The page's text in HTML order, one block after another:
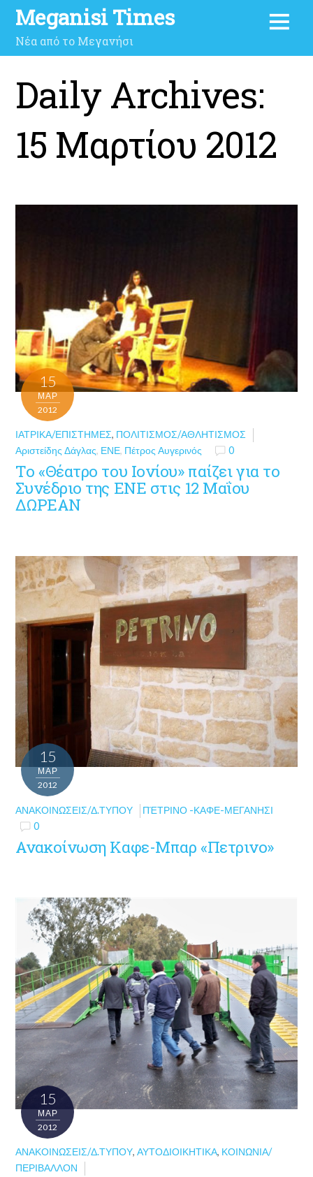
Meganisi Times
Νέα από το Μεγανήσι
Daily Archives:
15 Μαρτίου 2012
15
ΜΑΡ
2012
ΙΑΤΡΙΚΆ/ΕΠΙΣΤΉΜΕΣ, ΠΟΛΙΤΙΣΜΌΣ/ΑΘΛΗΤΙΣΜΌΣ
Αριστείδης Δάγλας, ΕΝΕ, Πέτρος Αυγερινός 0
Το «Θέατρο του Ιονίου» παίζει για το
Συνέδριο της ΕΝΕ στις 12 Μαΐου
ΔΩΡΕΑΝ
15
ΜΑΡ
2012
ΑΝΑΚΟΙΝΏΣΕΙΣ/Δ.ΤΎΠΟΥ
ΠΈΤΡΙΝΟ -ΚΑΦΕ-ΜΕΓΑΝΗΣΙ
0
Ανακοίνωση Καφε-Μπαρ «Πετρινο»
15
ΜΑΡ
2012
ΑΝΑΚΟΙΝΏΣΕΙΣ/Δ.ΤΎΠΟΥ,ΑΥΤΟΔΙΟΙΚΗΤΙΚΆ, ΚΟΙΝΩΝΊΑ/
ΠΕΡΙΒΆΛΛΟΝ